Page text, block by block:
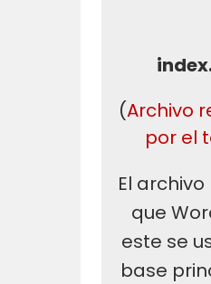
(Archivo
por el
El
que
este se
base